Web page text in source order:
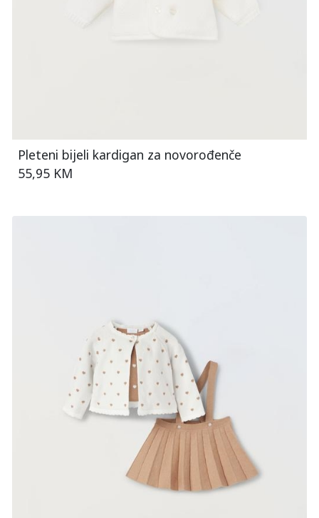
Pleteni bijeli kardigan za novorođenče
55,95 KM